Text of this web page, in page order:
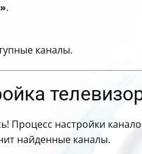
.
каналы.
Процесс настройки
найденные каналы.